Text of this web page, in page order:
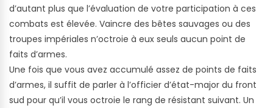
d’autant plus que l’évaluation de votre participation à ces
combats est élevée. Vaincre des bêtes sauvages ou des
troupes impériales n’octroie à eux seuls aucun point de
faits d’armes.
Une fois que vous avez accumulé assez de points de faits
d’armes, il suffit de parler à l’officier d’état-major du front
sud pour qu’il vous octroie le rang de résistant suivant. Un